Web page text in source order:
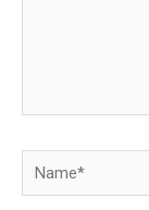
Name*